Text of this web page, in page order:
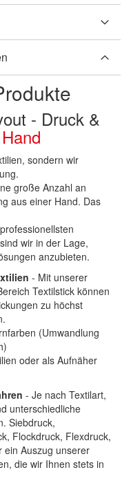
- Druck &
sondern wir
große Anzahl an
aus einer Hand. Das
wir in der Lage,
anzubieten.
- Mit unserer
Textilstick können
zu höchst
(Umwandlung
oder als Aufnäher
- Je nach Textilart,
unterschiedliche
Siebdruck,
Flockdruck, Flexdruck,
ein Auszug unserer
die wir Ihnen stets in